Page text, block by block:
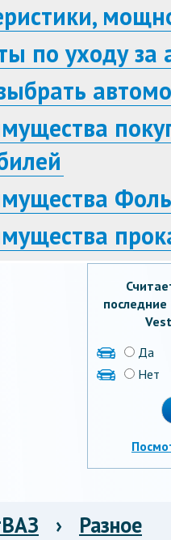
по уходу
Да
Нет
› Разное